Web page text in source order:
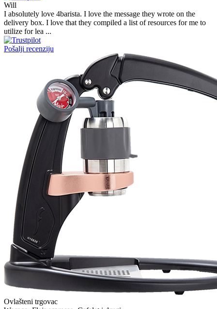
Will
I absolutely love 4barista. I love the message they wrote on the
delivery box. I love that they compiled a list of resources for me to
utilize for lea ...
Pošalji recenziju
Ovlašteni trgovac